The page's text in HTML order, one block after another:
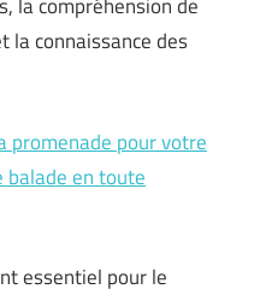
connaissance des
promenade pour votre
balade en toute
essentiel pour le